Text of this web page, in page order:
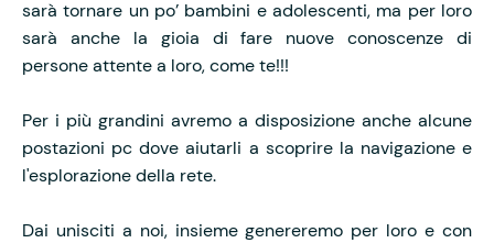
sarà tornare un po’ bambini e adolescenti, ma per loro
sarà anche la gioia di fare nuove conoscenze di
persone attente a loro, come te!!!
Per i più grandini avremo a disposizione anche alcune
postazioni pc dove aiutarli a scoprire la navigazione e
l'esplorazione della rete.
Dai unisciti a noi, insieme genereremo per loro e con